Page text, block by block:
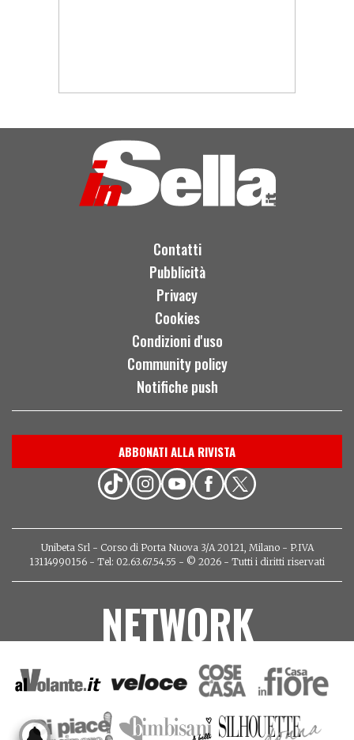
Contatti
Pubblicità
Privacy
Cookies
Condizioni d'uso
Community policy
Notifiche push
ABBONATI ALLA RIVISTA
Unibeta Srl - Corso di Porta Nuova 3/A 20121, Milano - P.IVA
13114990156 - Tel: 02.63.67.54.55 - © 2026 - Tutti i diritti riservati
NETWORK